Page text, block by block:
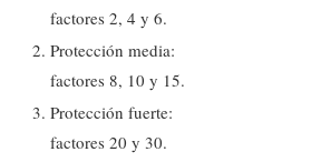
factores 2, 4 y 6.
Protección media:
factores 8, 10 y 15.
Protección fuerte:
factores 20 y 30.